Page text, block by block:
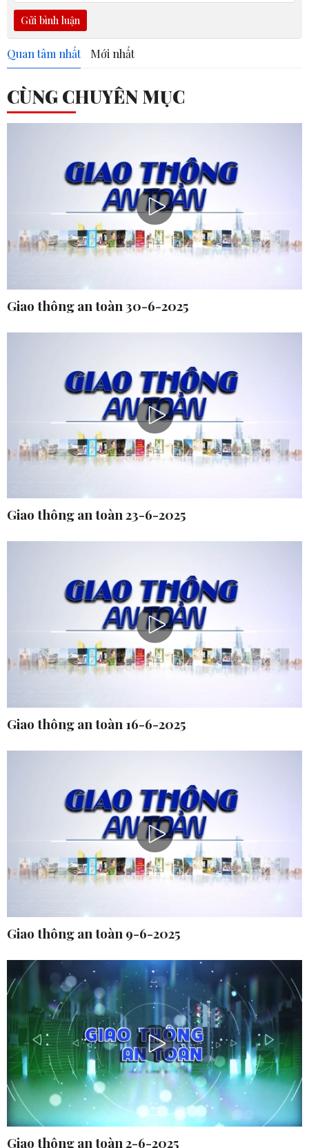
Gửi bình luận
Quan tâm nhất Mới nhất
CÙNG CHUYÊN MỤC
Giao thông an toàn 30-6-2025
Giao thông an toàn 23-6-2025
Giao thông an toàn 16-6-2025
Giao thông an toàn 9-6-2025
Giao thông an toàn 2-6-2025